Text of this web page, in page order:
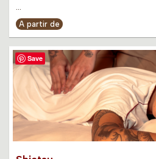
…
A partir de
Save